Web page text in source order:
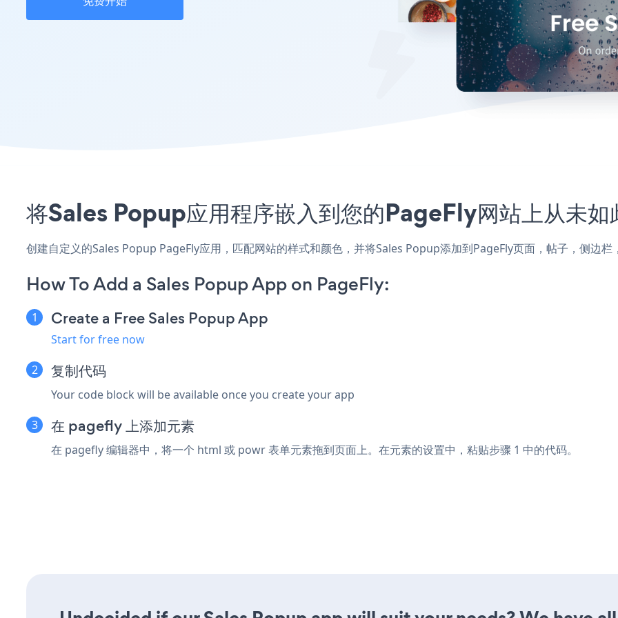
将Sales Popup应用程序嵌入到您的PageFly网站上从未如
创建自定义的Sales Popup PageFly应用，匹配网站的样式和颜色，并将Sales Popup添加到PageFly页面，帖子，侧边栏
How To Add a Sales Popup App on PageFly:
Create a Free Sales Popup App
Start for free now
复制代码
Your code block will be available once you create your app
在 pagefly 上添加元素
在 pagefly 编辑器中，将一个 html 或 powr 表单元素拖到页面上。在元素的设置中，粘贴步骤 1 中的代码。